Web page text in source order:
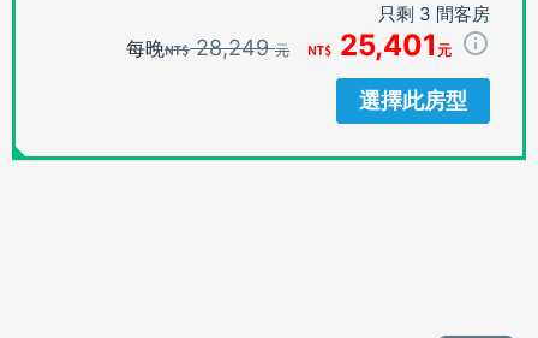
只剩 3 間客房
每晚 28,249元 25,401 元
選擇此房型